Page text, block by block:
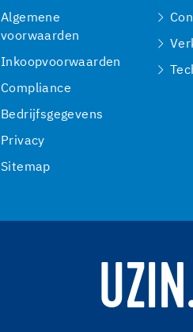
Algemene
voorwaarden
Inkoopvoorwaarden
Compliance
Bedrijfsgegevens
Privacy
Sitemap